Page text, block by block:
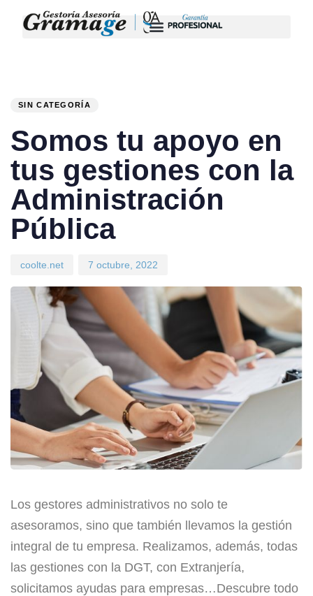
SIN CATEGORÍA
Somos tu apoyo en
tus gestiones con la
Administración
Pública
coolte.net 7 octubre, 2022
Los gestores administrativos no solo te
asesoramos, sino que también llevamos la gestión
integral de tu empresa. Realizamos, además, todas
las gestiones con la DGT, con Extranjería,
solicitamos ayudas para empresas…Descubre todo